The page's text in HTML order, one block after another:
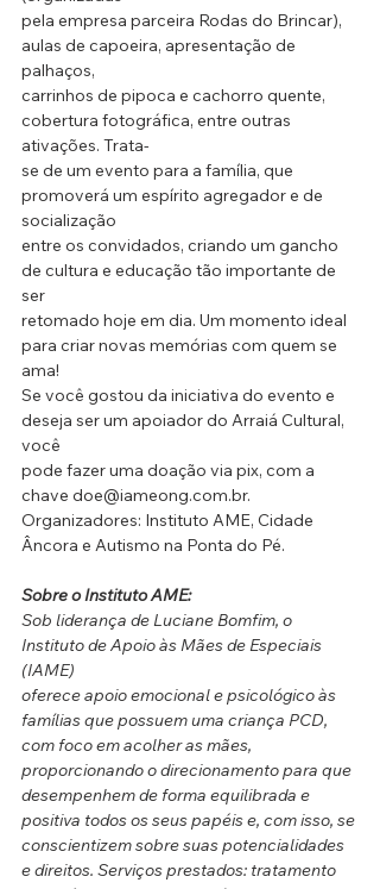
pela empresa parceira Rodas do Brincar),
aulas de capoeira, apresentação de
palhaços,
carrinhos de pipoca e cachorro quente,
cobertura fotográfica, entre outras
ativações. Trata-
se de um evento para a família, que
promoverá um espírito agregador e de
socialização
entre os convidados, criando um gancho
de cultura e educação tão importante de
ser
retomado hoje em dia. Um momento ideal
para criar novas memórias com quem se
ama!
Se você gostou da iniciativa do evento e
deseja ser um apoiador do Arraiá Cultural,
você
pode fazer uma doação via pix, com a
chave doe@iameong.com.br.
Organizadores: Instituto AME, Cidade
Âncora e Autismo na Ponta do Pé.
Sobre o Instituto AME:
Sob liderança de Luciane Bomfim, o
Instituto de Apoio às Mães de Especiais
(IAME)
oferece apoio emocional e psicológico às
famílias que possuem uma criança PCD,
com foco em acolher as mães,
proporcionando o direcionamento para que
desempenhem de forma equilibrada e
positiva todos os seus papéis e, com isso, se
conscientizem sobre suas potencialidades
e direitos. Serviços prestados: tratamento